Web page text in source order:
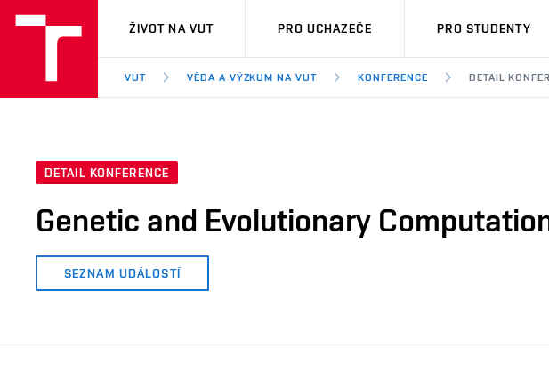
VUT
ŽIVOT NA VUT PRO UCHAZEČE PRO STUDENTY
VUT VĚDA A VÝZKUM NA VUT KONFERENCE DETAIL
DETAIL KONFERENCE
Genetic and Evolutionary
SEZNAM UDÁLOSTÍ